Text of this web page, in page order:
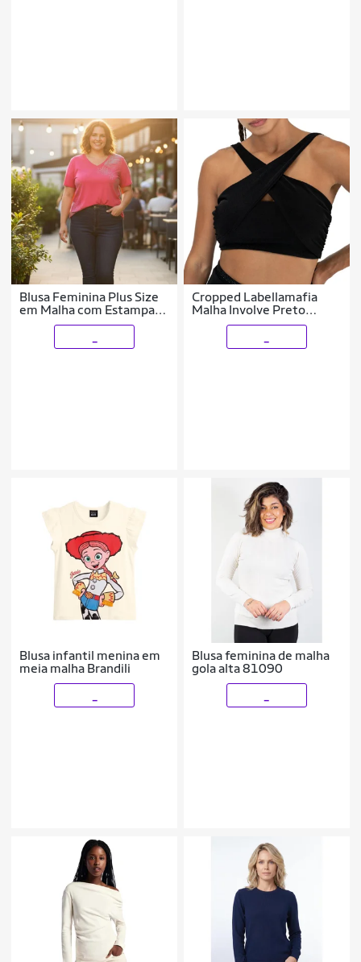
Blusa Feminina Plus Size
em Malha com Estampa
de Folhagens – Decote V
Cropped Labellamafia
Malha Involve Preto
Feminino
Blusa infantil menina em
meia malha Brandili
Blusa feminina de malha
gola alta 81090